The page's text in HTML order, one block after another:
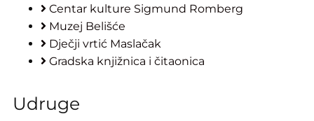
Centar kulture Sigmund Romberg
Muzej Belišće
Dječji vrtić Maslačak
Gradska knjižnica i čitaonica
Udruge